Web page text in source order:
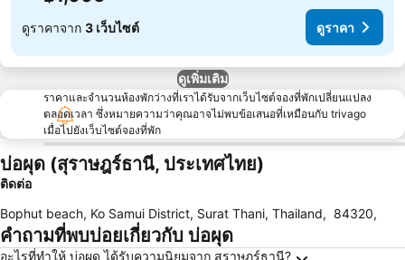
ดูราคาจาก 3 เว็บไซต์ ดูราคา
ดูเพิ่มเติม
ราคาและจำนวนห้องพักว่างที่เราได้รับจากเว็บไซต์จองที่พักเปลี่ยนแปลง
ตลอดเวลา ซึ่งหมายความว่าคุณอาจไม่พบข้อเสนอที่เหมือนกับ trivago
เมื่อไปยังเว็บไซต์จองที่พัก
บ่อผุด (สุราษฎร์ธานี, ประเทศไทย)
ติดต่อ
Bophut beach, Ko Samui District, Surat Thani, Thailand, 84320,
คำถามที่พบบ่อยเกี่ยวกับ บ่อผุด
อะไรที่ทำให้ บ่อผุด ได้รับความนิยมจาก สุราษฎร์ธานี?